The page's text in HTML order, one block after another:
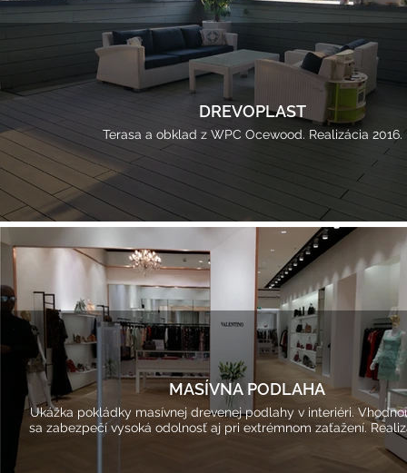
DREVOPLAST
Terasa a obklad z WPC Ocewood. Realizácia 2016.
MASÍVNA PODLAHA
Ukážka pokládky masívnej drevenej podlahy v interiéri.
sa zabezpečí vysoká odolnosť aj pri extrémnom zaťažení.